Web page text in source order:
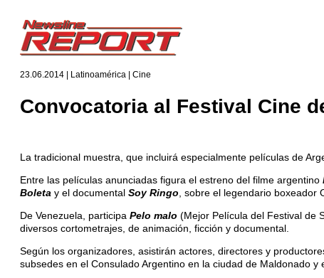
23.06.2014 | Latinoamérica | Cine
Convocatoria al Festival Cine
La tradicional muestra, que incluirá especialmente películas de
Entre las películas anunciadas figura el estreno del filme argentino
Boleta y el documental Soy Ringo , sobre el legendario boxeador
De Venezuela, participa Pelo malo (Mejor Película del Festival de
diversos cortometrajes, de animación, ficción y documental.
Según los organizadores, asistirán actores, directores y
subsedes en el Consulado Argentino en la ciudad de Maldonado